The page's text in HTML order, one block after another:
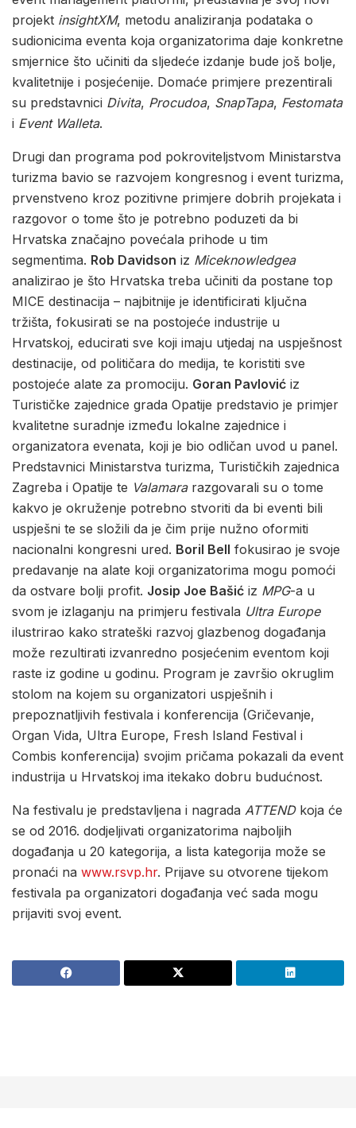
projekt insightXM, metodu analiziranja podataka o
sudionicima eventa koja organizatorima daje konkretne
smjernice što učiniti da sljedeće izdanje bude još bolje,
kvalitetnije i posjećenije. Domaće primjere prezentirali
su predstavnici Divita, Procudoa, SnapTapa, Festomata
i Event Walleta.
Drugi dan programa pod pokroviteljstvom Ministarstva
turizma bavio se razvojem kongresnog i event turizma,
prvenstveno kroz pozitivne primjere dobrih projekata i
razgovor o tome što je potrebno poduzeti da bi
Hrvatska značajno povećala prihode u tim
segmentima. Rob Davidson iz Miceknowledgea
analizirao je što Hrvatska treba učiniti da postane top
MICE destinacija – najbitnije je identificirati ključna
tržišta, fokusirati se na postojeće industrije u
Hrvatskoj, educirati sve koji imaju utjedaj na uspješnost
destinacije, od političara do medija, te koristiti sve
postojeće alate za promociju. Goran Pavlović iz
Turističke zajednice grada Opatije predstavio je primjer
kvalitetne suradnje između lokalne zajednice i
organizatora evenata, koji je bio odličan uvod u panel.
Predstavnici Ministarstva turizma, Turističkih zajednica
Zagreba i Opatije te Valamararazgovarali su o tome
kakvo je okruženje potrebno stvoriti da bi eventi bili
uspješni te se složili da je čim prije nužno oformiti
nacionalni kongresni ured. Boril Bell fokusirao je svoje
predavanje na alate koji organizatorima mogu pomoći
da ostvare bolji profit. Josip Joe Bašić iz MPG-a u
svom je izlaganju na primjeru festivala Ultra Europe
ilustrirao kako strateški razvoj glazbenog događanja
može rezultirati izvanredno posjećenim eventom koji
raste iz godine u godinu. Program je završio okruglim
stolom na kojem su organizatori uspješnih i
prepoznatljivih festivala i konferencija (Gričevanje,
Organ Vida, Ultra Europe, Fresh Island Festival i
Combis konferencija) svojim pričama pokazali da event
industrija u Hrvatskoj ima itekako dobru budućnost.
Na festivalu je predstavljena i nagrada ATTENDkoja će
se od 2016. dodjeljivati organizatorima najboljih
događanja u 20 kategorija, a lista kategorija može se
pronaći na www.rsvp.hr. Prijave su otvorene tijekom
festivala pa organizatori događanja već sada mogu
prijaviti svoj event.